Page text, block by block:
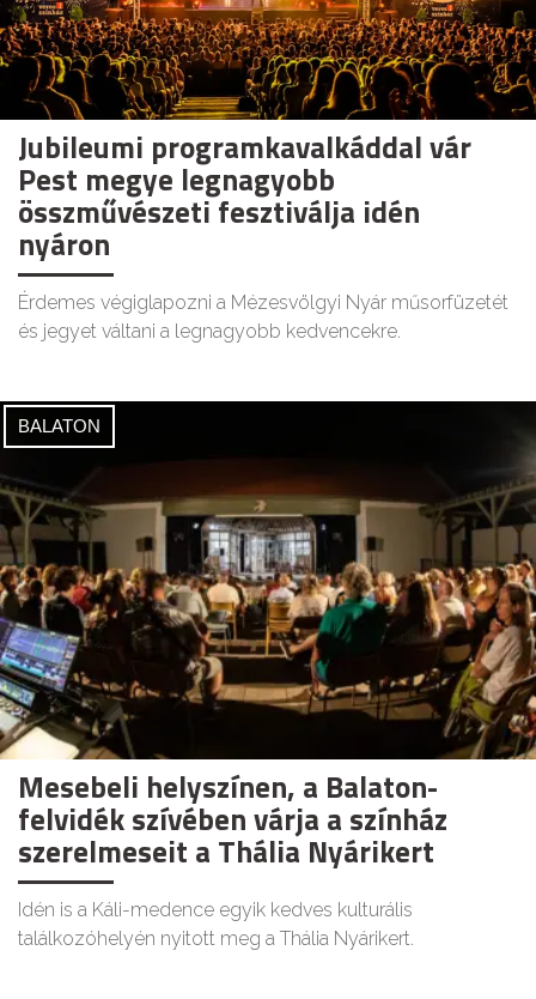
Jubileumi programkavalkáddal vár
Pest megye legnagyobb
összművészeti fesztiválja idén
nyáron
Érdemes végiglapozni a Mézesvölgyi Nyár műsorfüzetét
és jegyet váltani a legnagyobb kedvencekre.
BALATON
Mesebeli helyszínen, a Balaton-
felvidék szívében várja a színház
szerelmeseit a Thália Nyárikert
Idén is a Káli-medence egyik kedves kulturális
találkozóhelyén nyitott meg a Thália Nyárikert.